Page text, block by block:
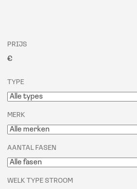
PRIJS
€
TYPE
MERK
AANTAL FASEN
WELK TYPE STROOM